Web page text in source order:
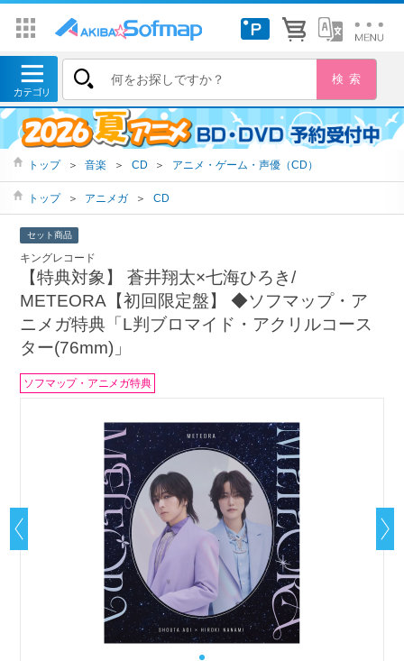
トップ ＞ 音楽 ＞ CD ＞ アニメ・ゲーム・声優（CD）
トップ ＞ アニメガ ＞ CD
セット商品
キングレコード
【特典対象】 蒼井翔太×七海ひろき/
METEORA【初回限定盤】 ◆ソフマップ・ア
ニメガ特典「L判ブロマイド・アクリルコース
ター(76mm)」
ソフマップ・アニメガ特典